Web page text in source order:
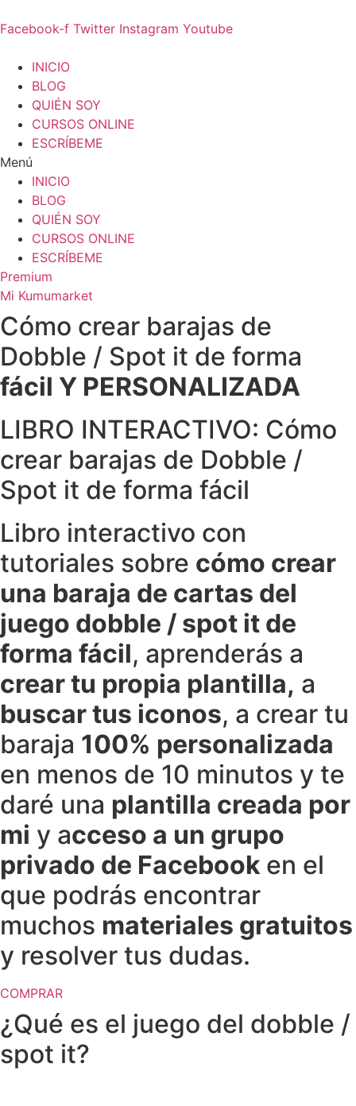
Facebook-f Twitter Instagram Youtube
INICIO
BLOG
QUIÉN SOY
CURSOS ONLINE
ESCRÍBEME
Menú
INICIO
BLOG
QUIÉN SOY
CURSOS ONLINE
ESCRÍBEME
Premium
Mi Kumumarket
Cómo crear barajas de
Dobble / Spot it de forma
fácil Y PERSONALIZADA
LIBRO INTERACTIVO: Cómo
crear barajas de Dobble /
Spot it de forma fácil
Libro interactivo con
tutoriales sobre cómo crear
una baraja de cartas del
juego dobble / spot it de
forma fácil, aprenderás a
crear tu propia plantilla, a
buscar tus iconos, a crear tu
baraja 100% personalizada
en menos de 10 minutos y te
daré una plantilla creada por
mi y acceso a un grupo
privado de Facebook en el
que podrás encontrar
muchos materiales gratuitos
y resolver tus dudas.
COMPRAR
¿Qué es el juego del dobble /
spot it?